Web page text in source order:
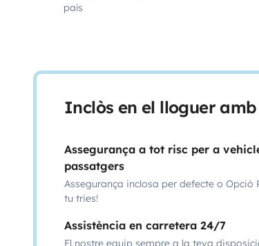
país
Inclòs en el lloguer amb
Assegurança a tot risc per a
passatgers
Assegurança inclosa per defecte o Opció
tu tries!
Assistència en carretera 24/7
El nostre equip sempre a la teva